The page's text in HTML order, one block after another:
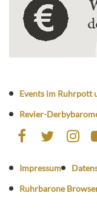
Events im Ruhrpott
Revier-
Impressum
Ruhrbarone